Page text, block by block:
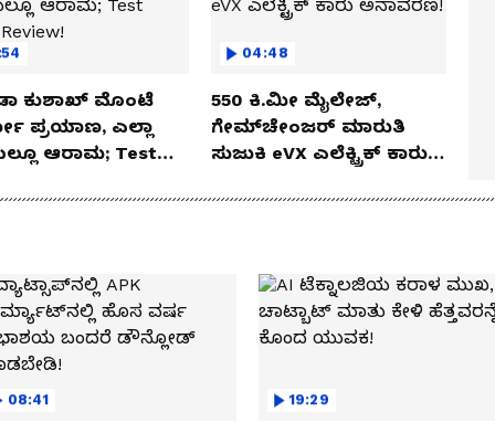
ಕುಶಾಖ್ ಮೊಂಟೆ
ಪ್ರಯಾಣ, ಎಲ್ಲಾ
ಆರಾಮ; Test
04:48
550 ಕಿ.ಮೀ ಮೈಲೇಜ್,
ಗೇಮ್‌ಚೇಂಜರ್ ಮಾರುತಿ
ಸುಜುಕಿ eVX ಎಲೆಕ್ಟ್ರಿಕ್ ಕಾರು
08:41 19:29